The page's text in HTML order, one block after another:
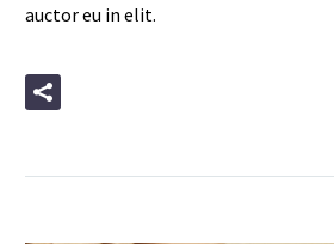
auctor eu in elit.